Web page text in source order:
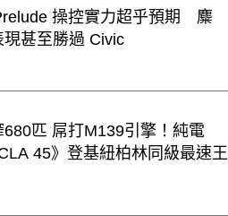
操控實力超乎預期 麋
現甚至勝過 Civic
680匹 屌打M139引擎！純電
45》登基紐柏林同級最速王